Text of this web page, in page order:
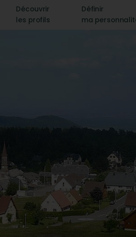
Découvrir
les profils
Définir
ma